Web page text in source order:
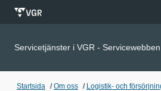
Servicetjänster i VGR - Servicewebben
Startsida /Om oss / Logistik- och